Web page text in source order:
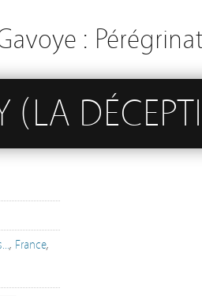
:
(LA
, France,